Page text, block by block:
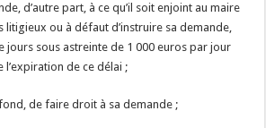
d’autre part, à ce qu’il soit enjoint au maire
litigieux ou à défaut d’instruire sa demande,
jours sous astreinte de 1 000 euros par jour
de ce délai ;
de faire droit à sa demande ;